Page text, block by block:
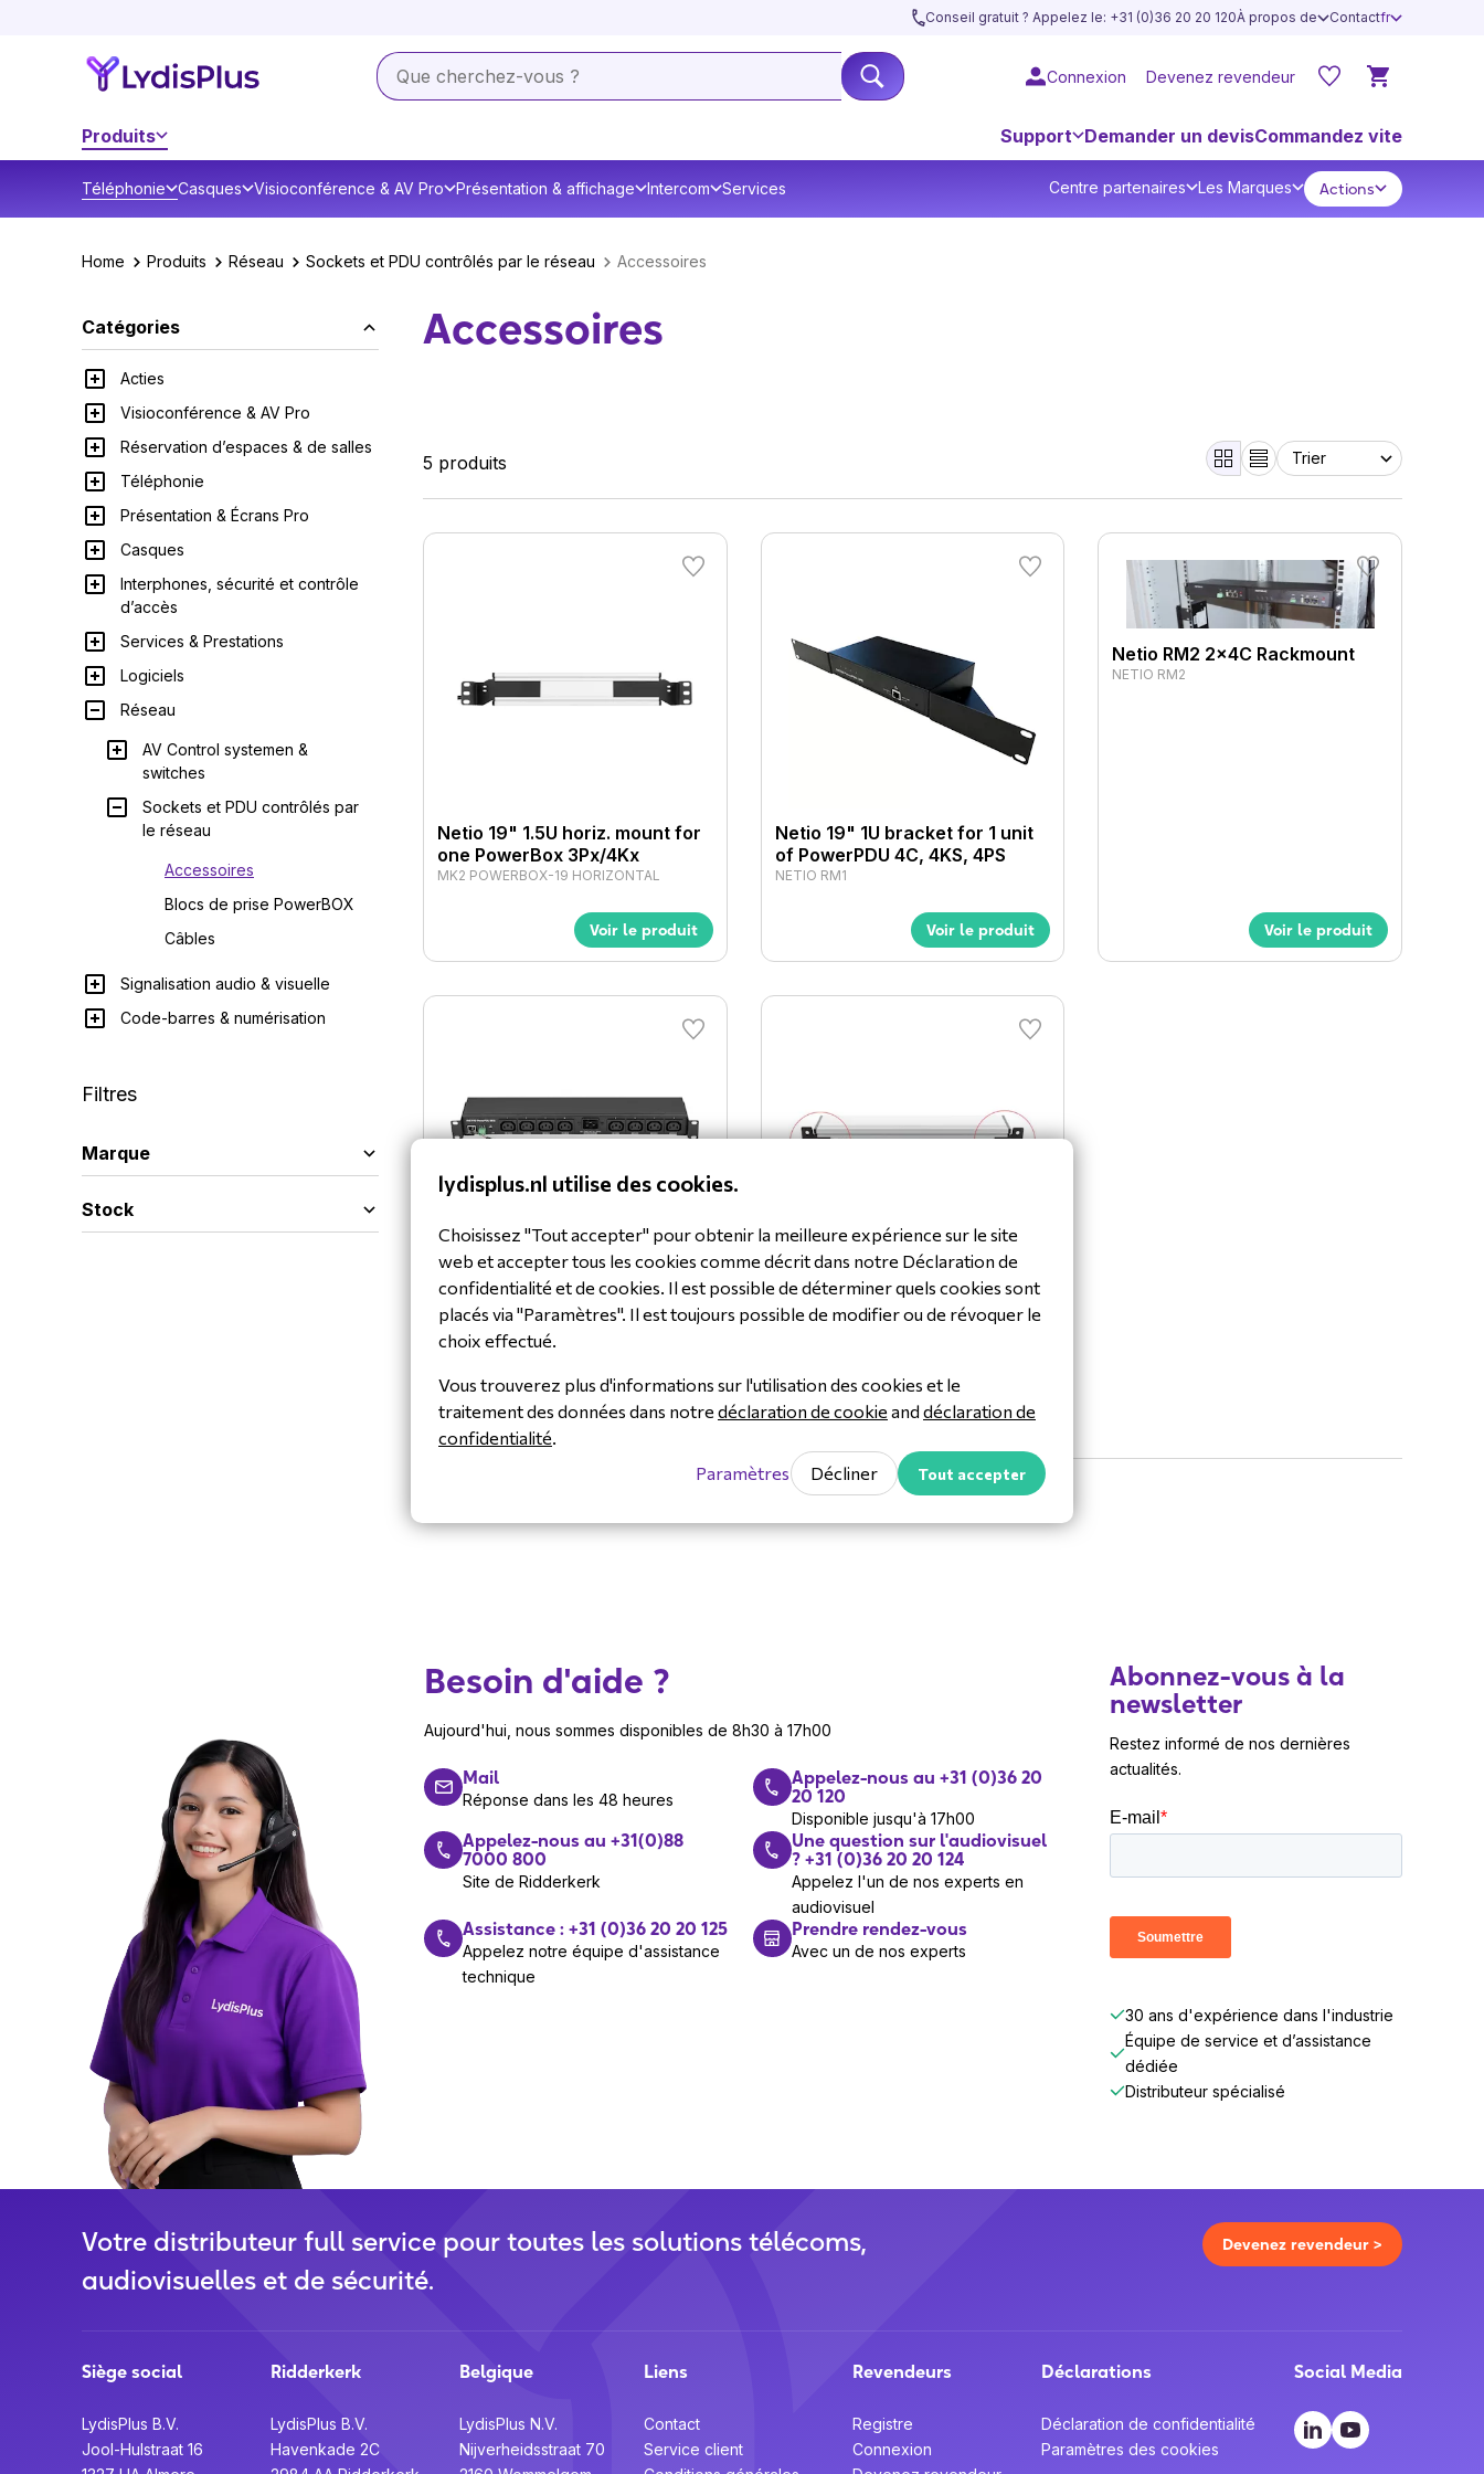
Conseil gratuit ? Appelez le: +31 (0)36 20 20 120À propos de Contactfr
Connexion Devenez revendeur
Produits Support Demander un devisCommandez vite
Téléphonie Casques Visioconférence & AV Pro Présentation & affichage Intercom Services Centre partenaires Les Marques Actions
Home Produits Réseau Sockets et PDU contrôlés par le réseau Accessoires
Catégories
Acties
Visioconférence & AV Pro
Réservation d’espaces & de salles
Téléphonie
Présentation & Écrans Pro
Casques
Interphones, sécurité et contrôle
d’accès
Services & Prestations
Logiciels
Réseau
AV Control systemen &
switches
Sockets et PDU contrôlés par
le réseau
Accessoires
Blocs de prise PowerBOX
Câbles
Signalisation audio & visuelle
Code-barres & numérisation
Filtres
Marque
Stock
Accessoires
5 produits
Netio 19" 1.5U horiz. mount for
one PowerBox 3Px/4Kx
MK2 POWERBOX-19 HORIZONTAL
Voir le produit
Netio 19" 1U bracket for 1 unit
of PowerPDU 4C, 4KS, 4PS
NETIO RM1
Voir le produit
Netio RM2 2x4C Rackmount
NETIO RM2
Voir le produit
Netio T1 Sensor
NETIO T1 SENSOR
Voir le produit
Netio Wallmount kit for
PowerBox 3Px & 4Kx
Voir le produit
Besoin d'aide ?
Aujourd'hui, nous sommes disponibles de 8h30 à 17h00
Mail
Réponse dans les 48 heures
Appelez-nous au +31 (0)36 20
20 120
Disponible jusqu'à 17h00
Appelez-nous au +31(0)88
7000 800
Site de Ridderkerk
Une question sur l'audiovisuel
? +31 (0)36 20 20 124
Appelez l'un de nos experts en
audiovisuel
Assistance : +31 (0)36 20 20 125
Appelez notre équipe d'assistance
technique
Prendre rendez-vous
Avec un de nos experts
Abonnez-vous à la
newsletter
Restez informé de nos dernières
actualités.
30 ans d'expérience dans l'industrie
Équipe de service et d’assistance
dédiée
Distributeur spécialisé
Votre distributeur full service pour toutes les solutions télécoms,
audiovisuelles et de sécurité.
Devenez revendeur >
Siège social
LydisPlus B.V.
Jool-Hulstraat 16
Ridderkerk
LydisPlus B.V.
Havenkade 2C
Belgique
LydisPlus N.V.
Nijverheidsstraat 70
Liens
Contact
Service client
Revendeurs
Registre
Connexion
Déclarations
Déclaration de confidentialité
Paramètres des cookies
Social Media
lydisplus.nl utilise des cookies.
Choisissez "Tout accepter" pour obtenir la meilleure expérience sur le site
web et accepter tous les cookies comme décrit dans notre Déclaration de
confidentialité et de cookies. Il est possible de déterminer quels cookies sont
placés via "Paramètres". Il est toujours possible de modifier ou de révoquer le
choix effectué.
Vous trouverez plus d'informations sur l'utilisation des cookies et le
traitement des données dans notre déclaration de cookie and déclaration de
confidentialité.
Paramètres
Décliner Tout accepter